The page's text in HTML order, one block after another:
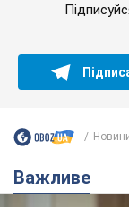
Важливе